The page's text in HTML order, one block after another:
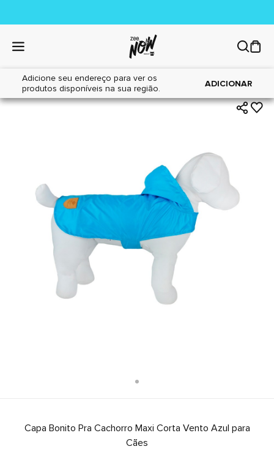
Adicione seu endereço para ver os
produtos disponíveis na sua região.
ADICIONAR
Home|Cães|Acessórios
Capa Bonito Pra Cachorro Maxi Corta Vento Azul para
Cães